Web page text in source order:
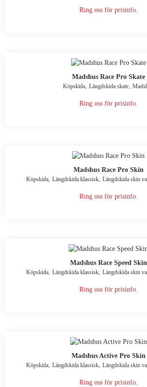
Ring oss för prisinfo.
Madshus Race Pro Skate
Köpskida Längdskida skate
Ring oss för prisinfo.
Madshus Race Pro Skin
Köpskida Längdskida klassisk Längdskida skin
Ring oss för prisinfo.
Madshus Race Speed Skin
Köpskida, Längdskida klassisk, Längdskida skin
Ring oss för prisinfo.
Madshus Active Pro Skin
Köpskida, Längdskida klassisk, Längdskida skin
Ring oss för prisinfo.